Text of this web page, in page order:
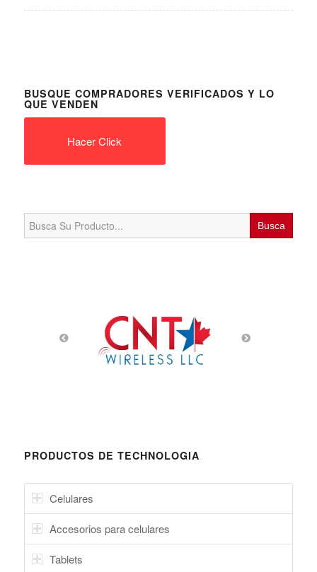
BUSQUE COMPRADORES VERIFICADOS Y LO
QUE VENDEN
Hacer Click
Search
for:
PRODUCTOS DE TECHNOLOGIA
Celulares
Accesorios para celulares
Tablets